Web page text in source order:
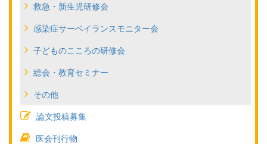
救急・新生児研修会
感染症サーベイランスモニター会
子どものこころの研修会
総会・教育セミナー
その他
論文投稿募集
医会刊行物